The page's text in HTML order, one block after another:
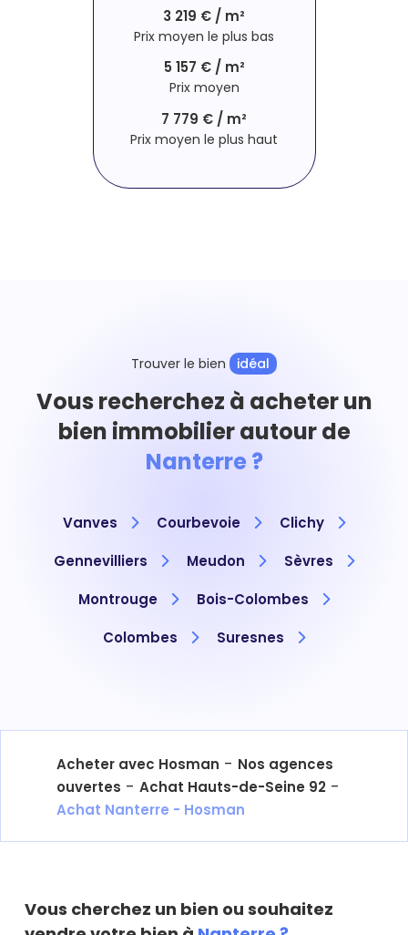
3 219 € / m²
Prix moyen le plus bas
5 157 € / m²
Prix moyen
7 779 € / m²
Prix moyen le plus haut
Trouver le bien idéal
Vous recherchez à acheter un
bien immobilier autour de
Nanterre ?
Vanves Courbevoie
Clichy
Gennevilliers
Meudon
Sèvres
Montrouge
Bois-Colombes
Colombes
Suresnes
Acheter avec Hosman - Nos agences
ouvertes - Achat Hauts-de-Seine 92 -
Achat Nanterre - Hosman
Vous cherchez un bien ou souhaitez